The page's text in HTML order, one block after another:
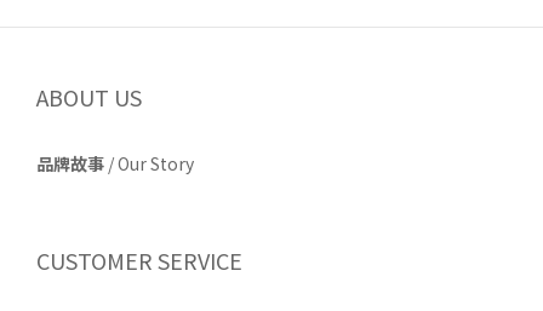
ABOUT US
品牌故事 /Our Story
CUSTOMER SERVICE